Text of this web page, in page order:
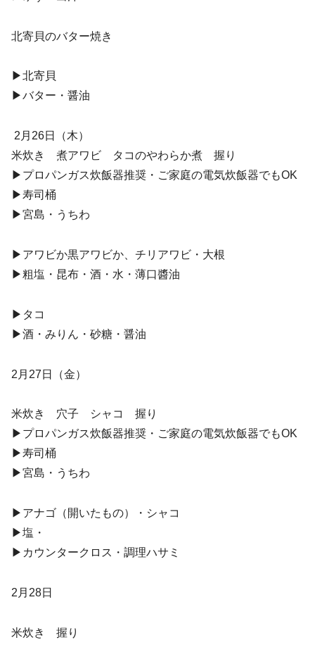
北寄貝のバター焼き
▶︎北寄貝
▶︎バター・醤油
2月26日（木）
米炊き 煮アワビ タコのやわらか煮 握り
▶︎プロパンガス炊飯器推奨・ご家庭の電気炊飯器でもOK
▶︎寿司桶
▶︎宮島・うちわ
▶︎アワビか黒アワビか、チリアワビ・大根
▶︎粗塩・昆布・酒・水・薄口醬油
▶︎タコ
▶︎酒・みりん・砂糖・醤油
2月27日（金）
米炊き 穴子 シャコ 握り
▶︎プロパンガス炊飯器推奨・ご家庭の電気炊飯器でもOK
▶︎寿司桶
▶︎宮島・うちわ
▶︎アナゴ（開いたもの）・シャコ
▶︎塩・
▶︎カウンタークロス・調理ハサミ
2月28日
米炊き 握り